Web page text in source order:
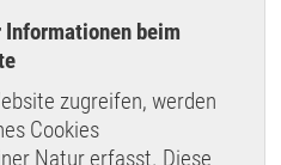
beim
zugreifen, werden
Cookies
Natur erfasst. Diese